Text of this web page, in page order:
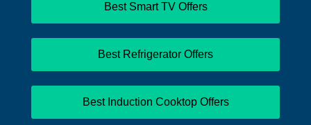
Best Smart TV Offers
Best Refrigerator Offers
Best Induction Cooktop Offers